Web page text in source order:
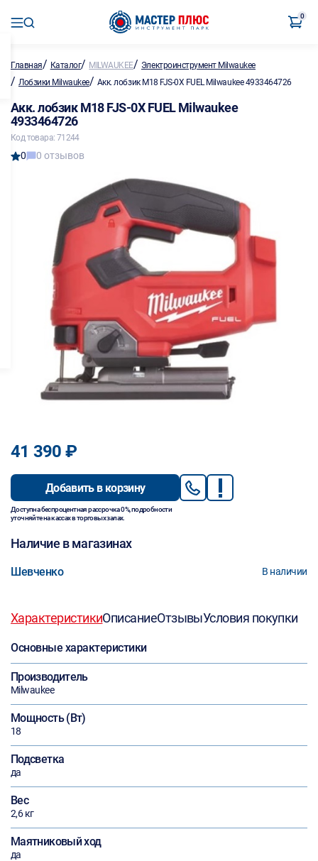
0
Главная/ Каталог/ MILWAUKEE/ Электроинструмент Milwaukee
/ Лобзики Milwaukee/ Акк. лобзик M18 FJS-0X FUEL Milwaukee 4933464726
Акк. лобзик M18 FJS-0X FUEL Milwaukee
4933464726
Код товара: 71244
0 0 отзывов
41 390 ₽
Добавить в корзину
Доступна беспроцентная рассрочка 0%, подробности
уточняйте на кассах в торговых залах.
Наличие в магазинах
Шевченко В наличии
ХарактеристикиОписаниеОтзывыУсловия покупки
Основные характеристики
Производитель
Milwaukee
Мощность (Вт)
18
Подсветка
да
Вес
2,6 кг
Маятниковый ход
да